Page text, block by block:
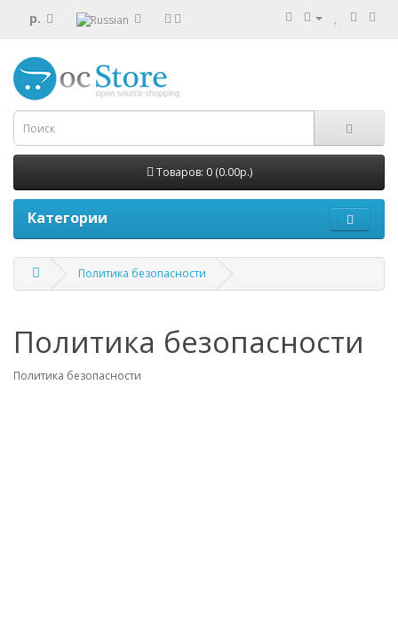
р.
Товаров: 0 (0.00р.)
Категории
Политика безопасности
Политика безопасности
Политика безопасности